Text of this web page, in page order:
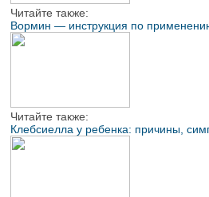
Читайте также:
Вормин — инструкция по
Читайте также:
Клебсиелла у ребенка: причины,